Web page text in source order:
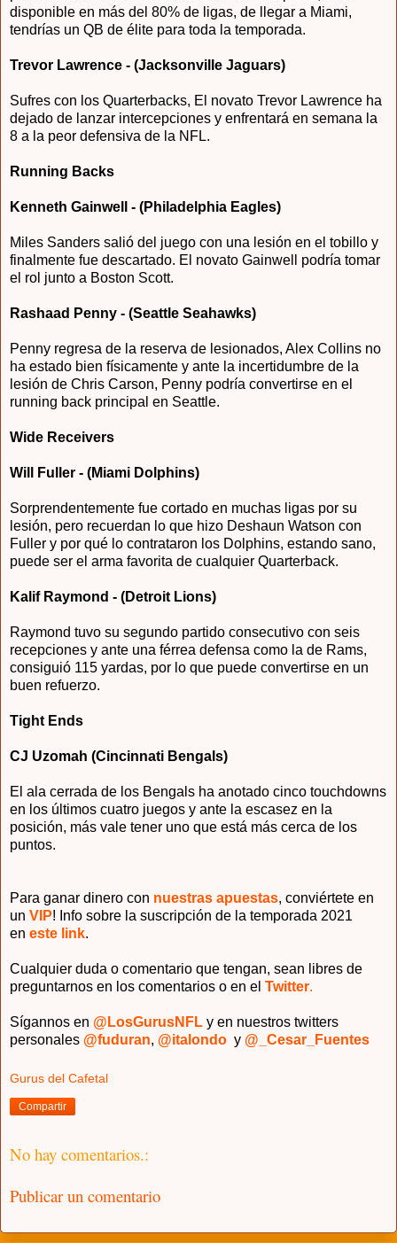
disponible en más del 80% de ligas, de llegar a Miami,
tendrías un QB de élite para toda la temporada.
Trevor Lawrence - (Jacksonville Jaguars)
Sufres con los Quarterbacks, El novato Trevor Lawrence ha
dejado de lanzar intercepciones y enfrentará en semana la
8 a la peor defensiva de la NFL.
Running Backs
Kenneth Gainwell - (Philadelphia Eagles)
Miles Sanders salió del juego con una lesión en el tobillo y
finalmente fue descartado. El novato Gainwell podría tomar
el rol junto a Boston Scott.
Rashaad Penny - (Seattle Seahawks)
Penny regresa de la reserva de lesionados, Alex Collins no
ha estado bien físicamente y ante la incertidumbre de la
lesión de Chris Carson, Penny podría convertirse en el
running back principal en Seattle.
Wide Receivers
Will Fuller - (Miami Dolphins)
Sorprendentemente fue cortado en muchas ligas por su
lesión, pero recuerdan lo que hizo Deshaun Watson con
Fuller y por qué lo contrataron los Dolphins, estando sano,
puede ser el arma favorita de cualquier Quarterback.
Kalif Raymond - (Detroit Lions)
Raymond tuvo su segundo partido consecutivo con seis
recepciones y ante una férrea defensa como la de Rams,
consiguió 115 yardas, por lo que puede convertirse en un
buen refuerzo.
Tight Ends
CJ Uzomah (Cincinnati Bengals)
El ala cerrada de los Bengals ha anotado cinco touchdowns
en los últimos cuatro juegos y ante la escasez en la
posición, más vale tener uno que está más cerca de los
puntos.
Para ganar dinero con nuestras apuestas, conviértete en
un VIP! Info sobre la suscripción de la temporada 2021
en este link.
Cualquier duda o comentario que tengan, sean libres de
preguntarnos en los comentarios o en el Twitter.
Sígannos en @LosGurusNFL y en nuestros twitters
personales @fuduran, @italondo y @_Cesar_Fuentes
Gurus del Cafetal
Compartir
No hay comentarios.:
Publicar un comentario